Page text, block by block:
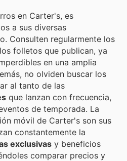
en Carter's, es
a sus diversas
Consulten regularmente los
folletos que publican, ya
en una amplia
no olviden buscar los
al tanto de las
que lanzan con frecuencia,
de temporada. La
móvil de Carter's son sus
constantemente la
exclusivas y beneficios
comparar precios y